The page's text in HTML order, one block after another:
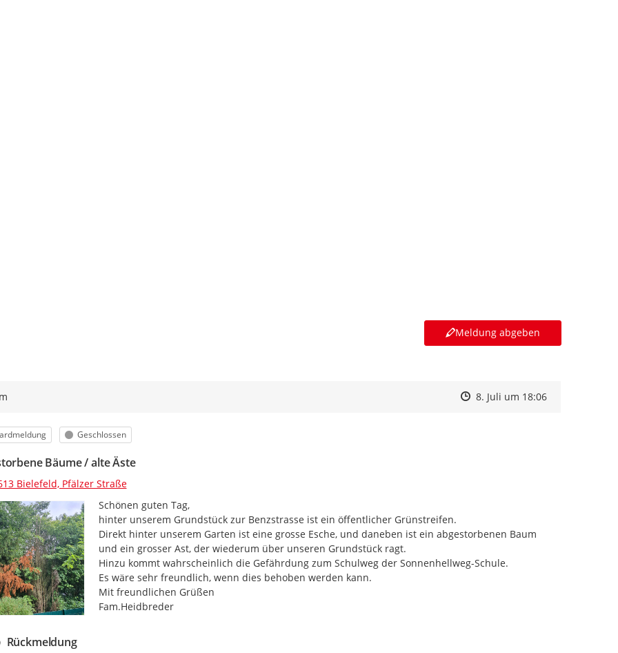
Meldung abgeben
Zeitpunkt des Erstellens
Zeitpunkt des Erstellens
8. Juli um 18:06Zur Äußerung
Status
Geschlossen
Bäume / alte Äste
Bielefeld, Pfälzer Straße
Schönen guten Tag,
hinter unserem Grundstück zur Benzstrasse ist ein öffentlicher Grünstreifen.
Direkt hinter unserem Garten ist eine grosse Esche, und daneben ist ein abgestorbenen Baum
und ein grosser Ast, der wiederum über unseren Grundstück ragt.
Hinzu kommt wahrscheinlich die Gefährdung zum Schulweg der Sonnenhellweg-Schule.
Es wäre sehr freundlich, wenn dies behoben werden kann.
Mit freundlichen Grüßen
Fam.Heidbreder
Rückmeldung